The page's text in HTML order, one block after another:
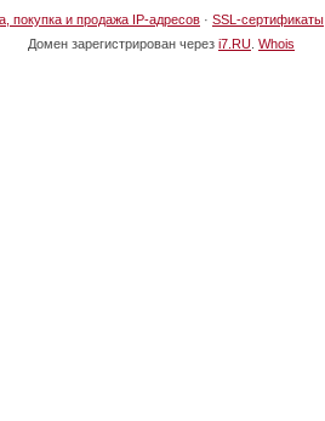
покупка и продажа IP-адресов · SSL-сертификаты
Домен зарегистрирован через i7.RU Whois